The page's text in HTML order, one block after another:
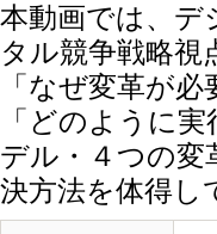
本動画では、デ
タル競争戦略視
「なぜ変革が
「どのように
デル・４つの変
決方法を体得し